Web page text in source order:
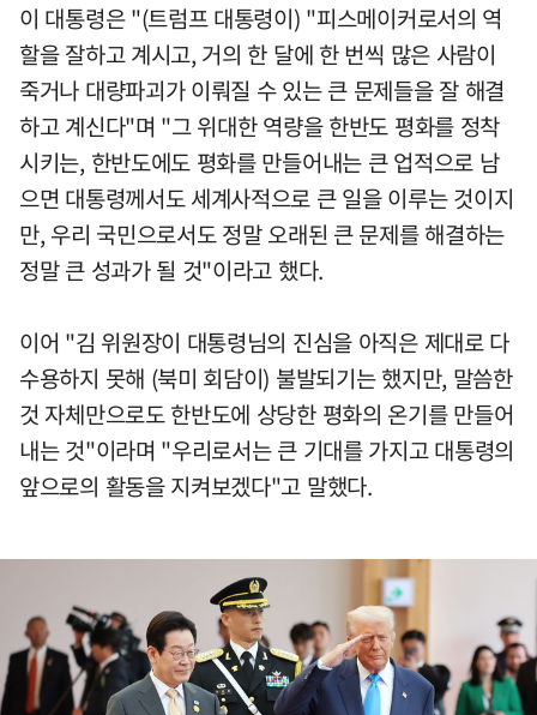
이 대통령은 "(트럼프 대통령이) "피스메이커로서의 역
할을 잘하고 계시고, 거의 한 달에 한 번씩 많은 사람이
죽거나 대량파괴가 이뤄질 수 있는 큰 문제들을 잘 해결
하고 계신다"며 "그 위대한 역량을 한반도 평화를 정착
시키는, 한반도에도 평화를 만들어내는 큰 업적으로 남
으면 대통령께서도 세계사적으로 큰 일을 이루는 것이지
만, 우리 국민으로서도 정말 오래된 큰 문제를 해결하는
정말 큰 성과가 될 것"이라고 했다.
이어 "김 위원장이 대통령님의 진심을 아직은 제대로 다
수용하지 못해 (북미 회담이) 불발되기는 했지만, 말씀한
것 자체만으로도 한반도에 상당한 평화의 온기를 만들어
내는 것"이라며 "우리로서는 큰 기대를 가지고 대통령의
앞으로의 활동을 지켜보겠다"고 말했다.